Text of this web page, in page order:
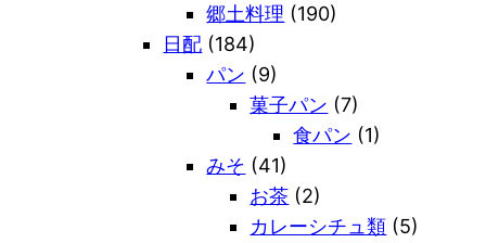
郷土料理 (190)
日配 (184)
パン (9)
菓子パン (7)
食パン (1)
みそ (41)
お茶 (2)
カレーシチュ類 (5)